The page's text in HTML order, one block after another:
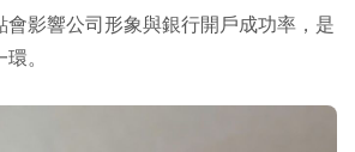
會影響公司形象與銀行開戶成功率，是
。